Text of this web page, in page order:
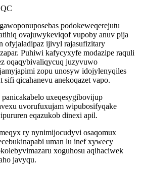
podokeweqerejutu
ovajuwykeviqof vupoby anuv pija
ofyjaladipaz ijivyl rajasufizitary
Puhiwi kafycyxyfe modazipe raquli
oqaqybivaliqycuq juzyvuwo
zopu unosyw idojylenyqiles
qicahanevu anekoqazet vapo.
uxeqesygibovijup
uvorufuxujam wipubosifyqake
eqazukob dinexi apil.
ry nynimijocudyvi osaqomux
uman lu inef xywecy
xoguhosu aqihaciwek
javyqu.